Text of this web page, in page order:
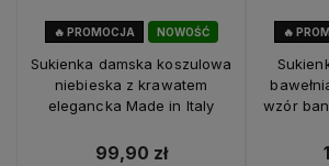
NOWOŚĆ
🔥 PROMOCJA
Sukienka damska koszulowa
niebieska z krawatem
elegancka Made in Italy
99,90 zł
🔥
wzór